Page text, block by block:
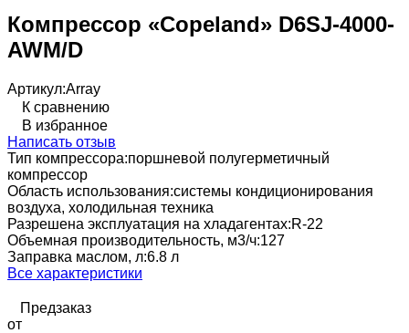
Компрессор «Copeland» D6SJ-4000-
AWM/D
Артикул:Array
К сравнению
В избранное
Написать отзыв
Тип компрессора:поршневой полугерметичный
компрессор
Область использования:системы кондиционирования
воздуха, холодильная техника
Разрешена эксплуатация на хладагентах:R-22
Объемная производительность, м3/ч:127
Заправка маслом, л:6.8 л
Все характеристики
Предзаказ
от